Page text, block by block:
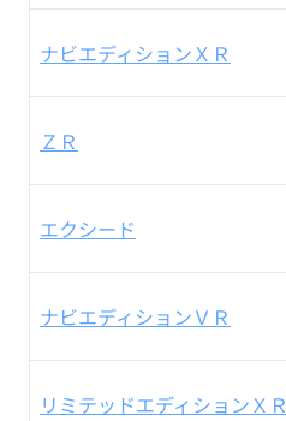
ナビエディションＸＲ
ＺＲ
エクシード
ナビエディションＶＲ
リミテッドエディションＸＲ